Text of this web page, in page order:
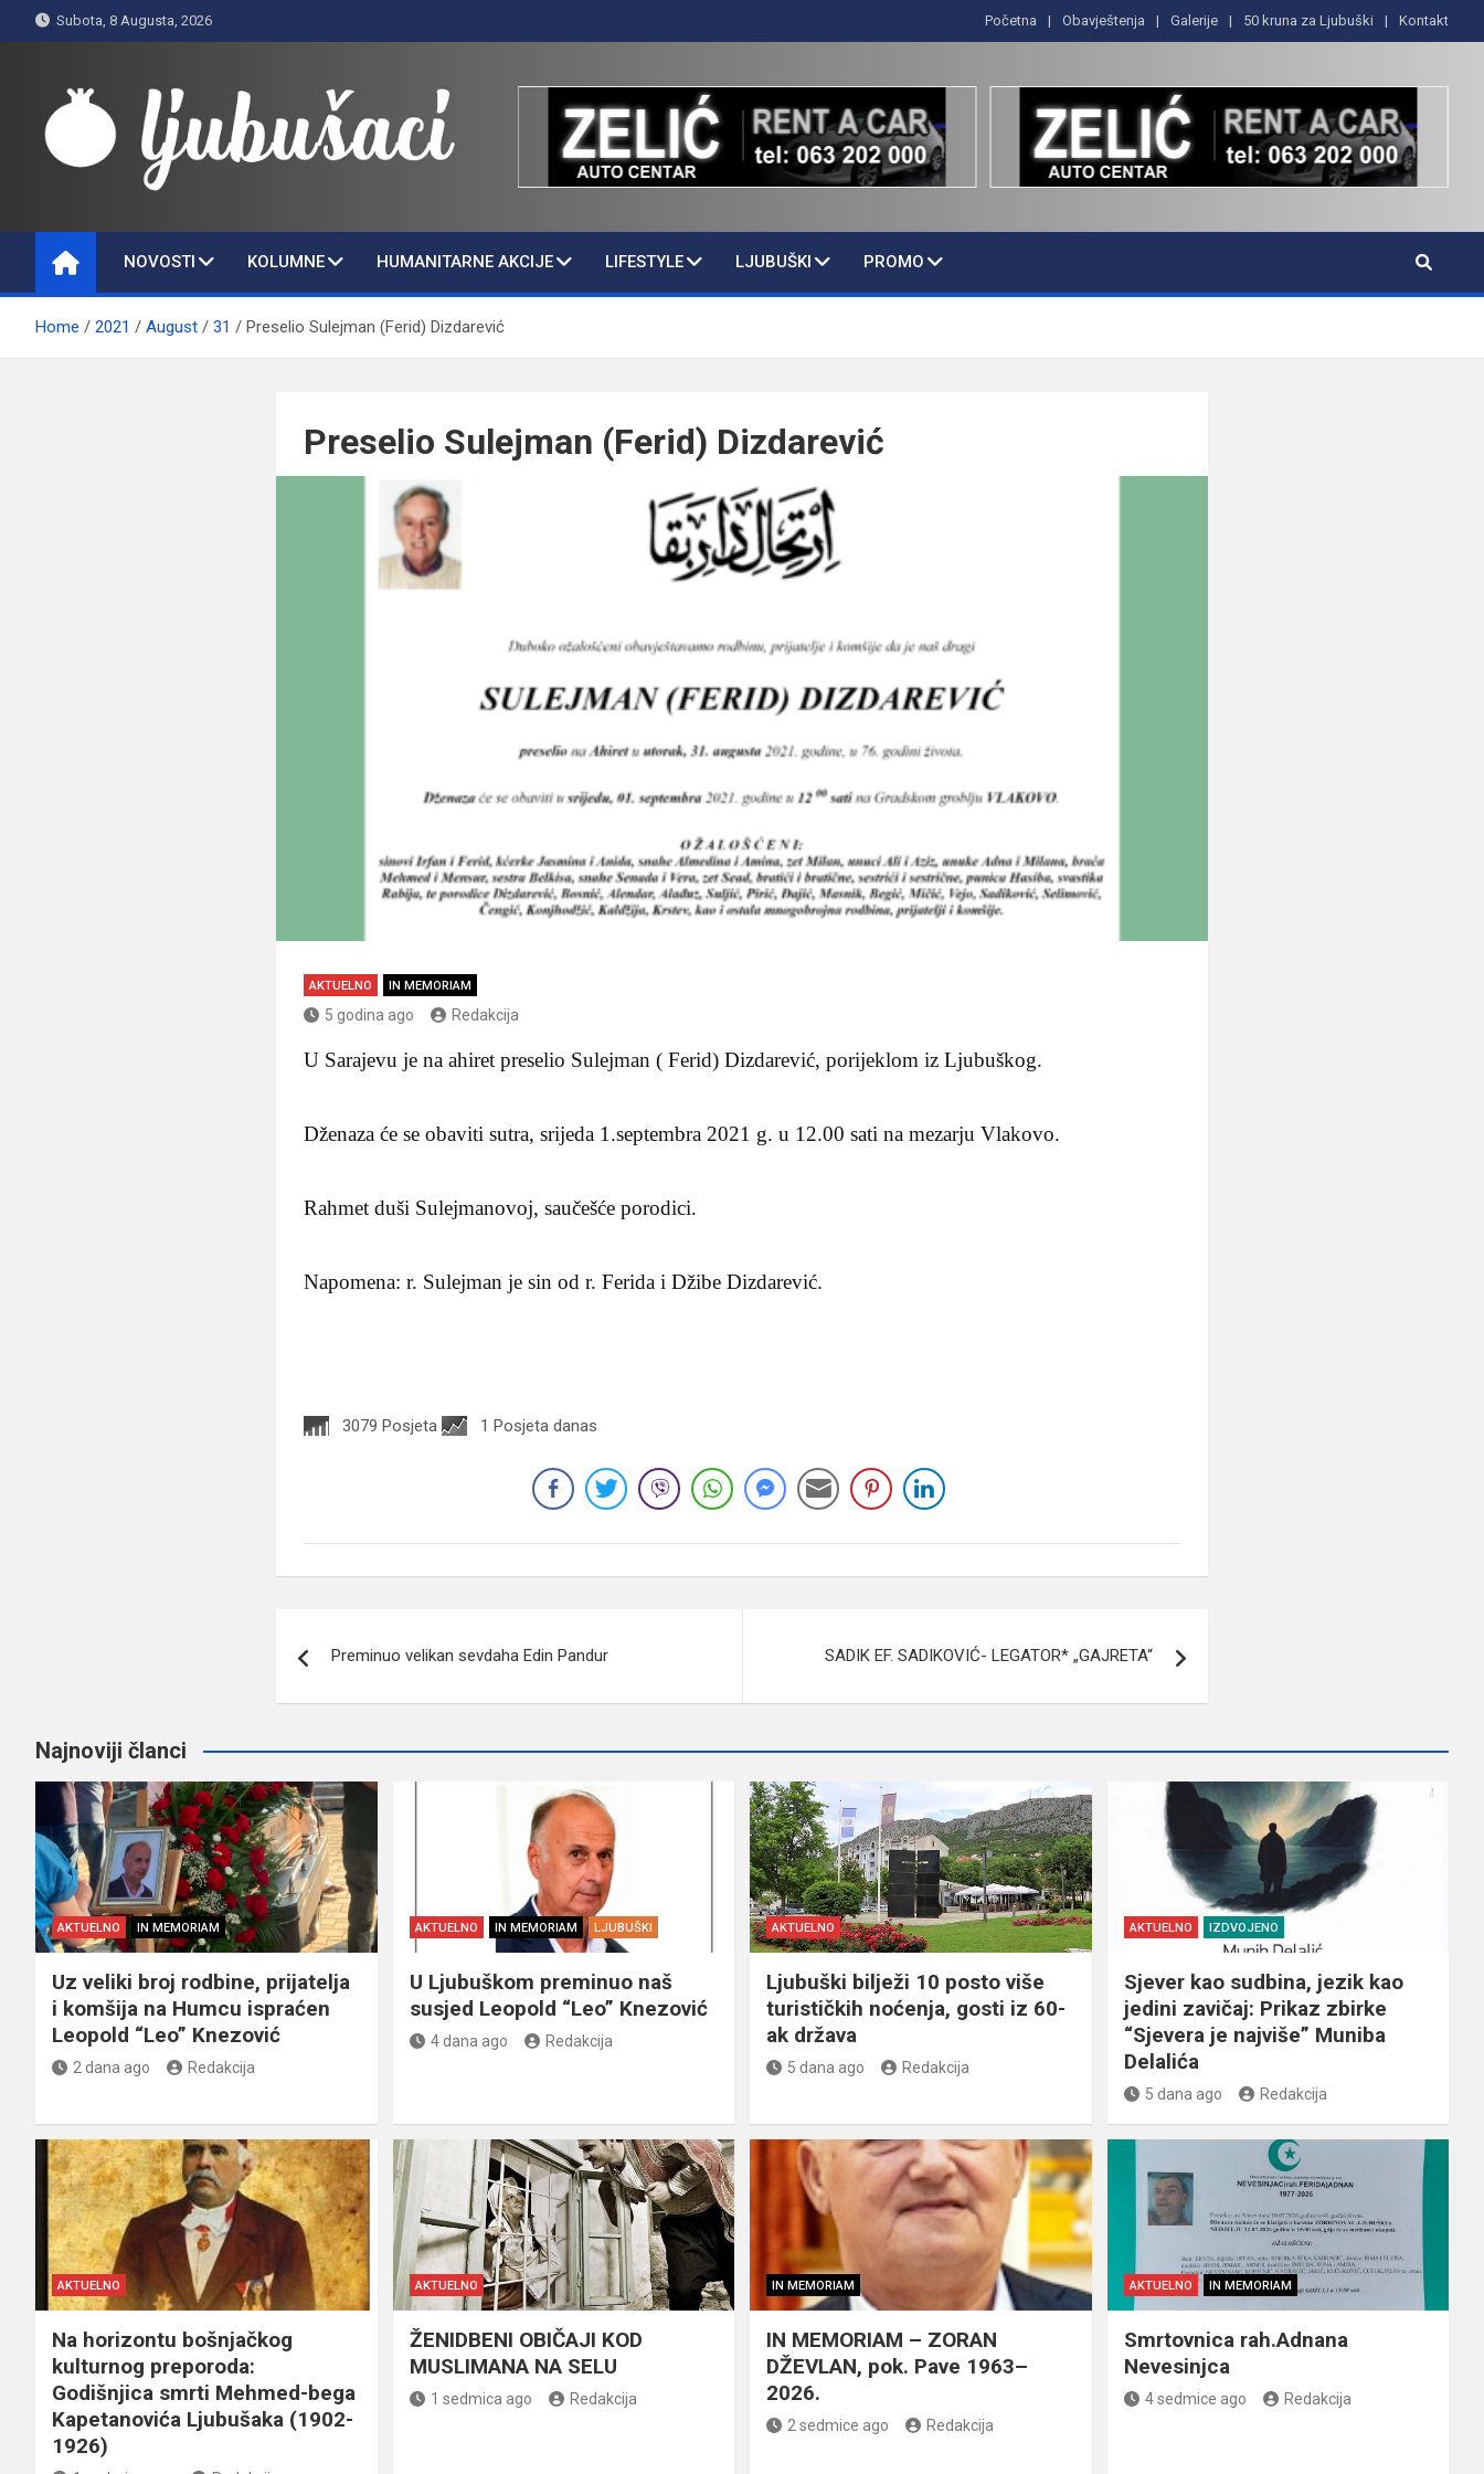
to
Subota, 8 Augusta, 2026 Početna Obavještenja Galerije 50 kruna za Ljubuški Kontakt
Ljubušaci
NOVOSTI KOLUMNE HUMANITARNE AKCIJE LIFESTYLE LJUBUŠKI PROMO
Home 2021 August 31 Preselio Sulejman (Ferid) Dizdarević
Preselio Sulejman (Ferid) Dizdarević
AKTUELNO IN MEMORIAM
5 godina ago Redakcija
U Sarajevu je na ahiret preselio Sulejman ( Ferid) Dizdarević, porijeklom iz Ljubuškog.
Dženaza će se obaviti sutra, srijeda 1.septembra 2021 g. u 12.00 sati na mezarju Vlakovo.
Rahmet duši Sulejmanovoj, saučešće porodici.
Napomena: r. Sulejman je sin od r. Ferida i Džibe Dizdarević.
3079 Posjeta 1 Posjeta danas
članaka
Preminuo velikan sevdaha Edin Pandur SADIK EF. SADIKOVIĆ- LEGATOR* „GAJRETA“
Najnoviji članci
AKTUELNO IN MEMORIAM
Uz veliki broj rodbine, prijatelja
i komšija na Humcu ispraćen
Leopold “Leo” Knezović
2 dana ago Redakcija
AKTUELNO IN MEMORIAM LJUBUŠKI
U Ljubuškom preminuo naš
susjed Leopold “Leo” Knezović
4 dana ago Redakcija
AKTUELNO
Ljubuški bilježi 10 posto više
turističkih noćenja, gosti iz 60-
ak država
5 dana ago Redakcija
AKTUELNO IZDVOJENO
Sjever kao sudbina, jezik kao
jedini zavičaj: Prikaz zbirke
“Sjevera je najviše” Muniba
Delalića
5 dana ago Redakcija
AKTUELNO
Na horizontu bošnjačkog
kulturnog preporoda:
Godišnjica smrti Mehmed-bega
Kapetanovića Ljubušaka (1902-
1926)
AKTUELNO
ŽENIDBENI OBIČAJI KOD
MUSLIMANA NA SELU
1 sedmica ago Redakcija
IN MEMORIAM
IN MEMORIAM – ZORAN
DŽEVLAN, pok. Pave 1963–
2026.
2 sedmice ago Redakcija
AKTUELNO IN MEMORIAM
Smrtovnica rah.Adnana
Nevesinjca
4 sedmice ago Redakcija